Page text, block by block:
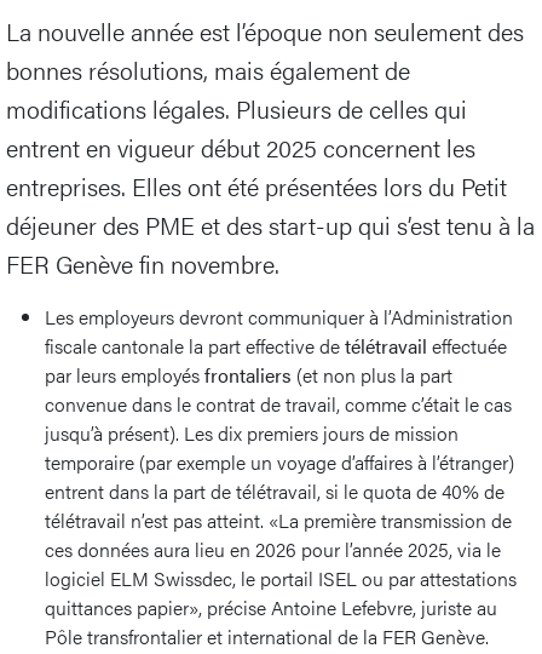
La nouvelle année est l’époque non seulement des
bonnes résolutions, mais également de
modifications légales. Plusieurs de celles qui
entrent en vigueur début 2025 concernent les
entreprises. Elles ont été présentées lors du Petit
déjeuner des PME et des start-up qui s’est tenu à la
FER Genève fin novembre.
Les employeurs devront communiquer à l’Administration
fiscale cantonale la part effective detélétravail effectuée
par leurs employésfrontaliers (et non plus la part
convenue dans le contrat de travail, comme c’était le cas
jusqu’à présent). Les dix premiers jours de mission
temporaire (par exemple un voyage d’affaires à l’étranger)
entrent dans la part de télétravail, si le quota de 40% de
télétravail n’est pas atteint. «La première transmission de
ces données aura lieu en 2026 pour l’année 2025, via le
logiciel ELM Swissdec, le portail ISEL ou par attestations
quittances papier», précise Antoine Lefebvre, juriste au
Pôle transfrontalier et international de la FER Genève.